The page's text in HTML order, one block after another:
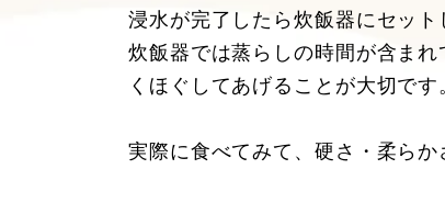
浸水が完了したら炊飯器にセット
炊飯器では蒸らしの時間が含ま
くほぐしてあげることが大切です
実際に食べてみて、硬さ・柔ら